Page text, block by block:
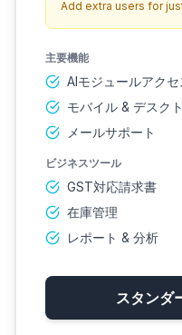
Add extra users for
主要機能
AIモジュールアクセ
モバイル & デスク
メールサポート
ビジネスツール
GST対応請求書
在庫管理
レポート & 分析
スタンダ